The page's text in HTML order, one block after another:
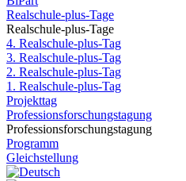
Realschule-plus-Tage
Realschule-plus-Tage
4. Realschule-plus-Tag
3. Realschule-plus-Tag
2. Realschule-plus-Tag
1. Realschule-plus-Tag
Projekttag
Professionsforschungstagung
Professionsforschungstagung
Programm
Gleichstellung